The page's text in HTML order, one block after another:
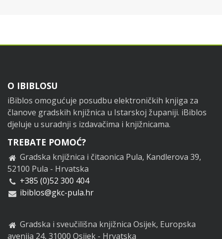
Footer
O IBIBLOSU
iBiblos omogućuje posudbu elektroničkih knjiga za
članove gradskih knjižnica u Istarskoj županiji. iBiblos
djeluje u suradnji s izdavačima i knjižnicama.
TREBATE POMOĆ?
Gradska knjižnica i čitaonica Pula, Kandlerova 39,
52100 Pula - Hrvatska
+385 (0)52 300 404
ibiblos@gkc-pula.hr
Gradska i sveučilišna knjižnica Osijek, Europska
avenija 24, 31000 Osijek - Hrvatska